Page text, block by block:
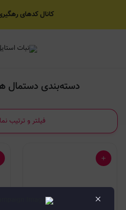
کانال کدهای
دسته‌بندی دستمال
فیلتر و ترتیب
×